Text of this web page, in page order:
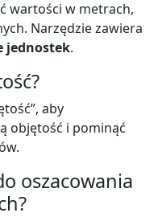
wartości w metrach,
Narzędzie zawiera
jednostek.
aby
objętość i pominąć
oszacowania